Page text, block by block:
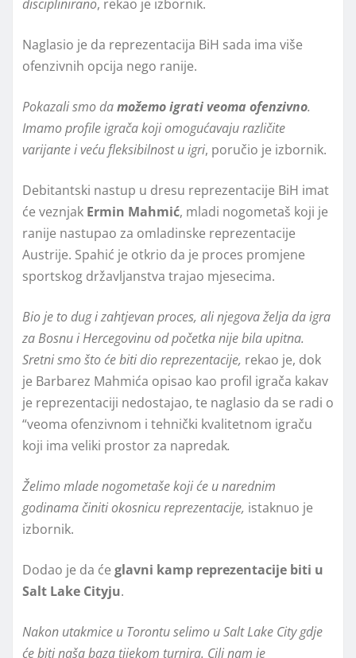
disciplinirano, rekao je izbornik.
Naglasio je da reprezentacija BiH sada ima više
ofenzivnih opcija nego ranije.
Pokazali smo damožemo igrati veoma ofenzivno.
Imamo profile igrača koji omogućavaju različite
varijante i veću fleksibilnost u igri, poručio je izbornik.
Debitantski nastup u dresu reprezentacije BiH imat
će veznjak Ermin Mahmić, mladi nogometaš koji je
ranije nastupao za omladinske reprezentacije
Austrije. Spahić je otkrio da je proces promjene
sportskog državljanstva trajao mjesecima.
Bio je to dug i zahtjevan proces, ali njegova želja da igra
za Bosnu i Hercegovinu od početka nije bila upitna.
Sretni smo što će biti dio reprezentacije, rekao je, dok
je Barbarez Mahmića opisao kao profil igrača kakav
je reprezentaciji nedostajao, te naglasio da se radi o
“veoma ofenzivnom i tehnički kvalitetnom igraču
koji ima veliki prostor za napredak.
Želimo mlade nogometaše koji će u narednim
godinama činiti okosnicu reprezentacije, istaknuo je
izbornik.
Dodao je da će glavni kamp reprezentacije biti u
Salt Lake Cityju.
Nakon utakmice u Torontu selimo u Salt Lake City gdje
će biti naša baza tijekom turnira. Cilj nam je